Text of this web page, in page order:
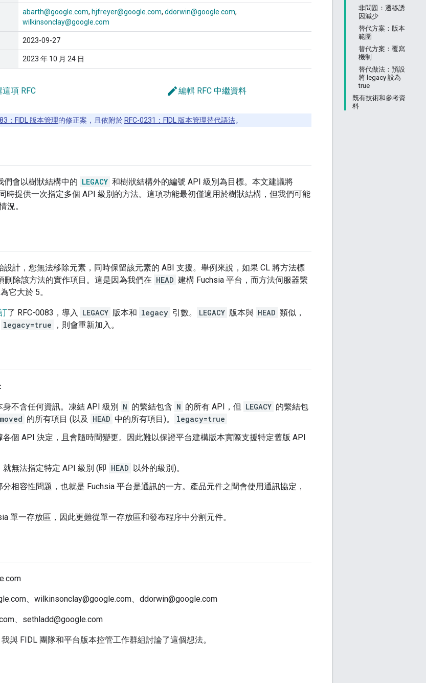
非問題：遷移誘
因減少
替代方案：版本
範圍
替代方案：覆寫
機制
替代做法：預設
將 legacy 設為
true
既有技術和參考資
料
abarth@google.com hjfreyer@google.com ddorwin@google.com
wilkinsonclay@google.com
2023-09-27
2023 年 10 月 24 日
這項 RFC edit編輯 RFC 中繼資料
：FIDL 版本管理的修正案，且依附於 RFC-0231：FIDL 版本管理替代語法。
們會以樹狀結構中的 LEGACY 和樹狀結構外的編號 API 級別為目標。本文建議將
時提供一次指定多個 API 級別的方法。這項功能最初僅適用於樹狀結構，但我們可能
況。
設計，您無法移除元素，同時保留該元素的 ABI 支援。舉例來說，如果 CL 將方法標
刪除該方法的實作項目。這是因為我們在 HEAD 建構 Fuchsia 平台，而方法伺服器繫
它大於 5。
了 RFC-0083，導入 LEGACY 版本和 legacy 引數。 LEGACY 版本與 HEAD 類似，
legacy=true ，則會重新加入。
不含任何資訊。凍結 API 級別 N 的繫結包含 N 的所有 API，但 LEGACY 的繫結包
的所有項目 (以及 HEAD 中的所有項目)。
legacy=true
個 API 決定，且會隨時間變更。因此難以保證平台建構版本實際支援特定舊版 API
無法指定特定 API 級別 (即 HEAD 以外的級別)。
相容性問題，也就是 Fuchsia 平台是通訊的一方。產品元件之間會使用通訊協定，
單一存放區，因此更難從單一存放區和發布程序中分割元件。
、wilkinsonclay@google.com、ddorwin@google.com
、sethladd@google.com
與 FIDL 團隊和平台版本控管工作群組討論了這個想法。